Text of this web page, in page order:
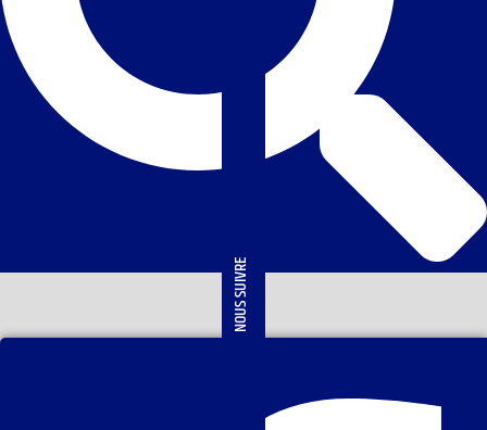
NOUS SUIVRE